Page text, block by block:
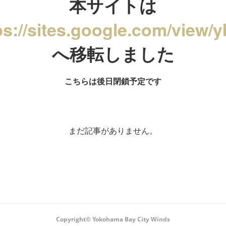
本サイトは
sites.google.com/view/
へ移転しました
こちらは後日閉鎖予定です
まだ記事がありません。
Copyright© Yokohama Bay City Winds